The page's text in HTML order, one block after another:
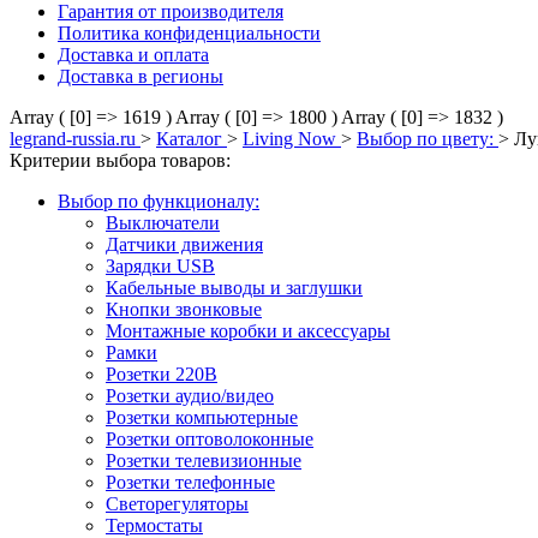
Гарантия от производителя
Политика конфиденциальности
Доставка и оплата
Доставка в регионы
Array ( [0] => 1619 ) Array ( [0] => 1800 ) Array ( [0] => 1832 )
legrand-russia.ru > Каталог > Living Now > Выбор по цвету: >
Критерии выбора товаров:
Выбор по функционалу:
Выключатели
Датчики движения
Зарядки USB
Кабельные выводы и заглушки
Кнопки звонковые
Монтажные коробки и аксессуары
Рамки
Розетки 220В
Розетки аудио/видео
Розетки компьютерные
Розетки оптоволоконные
Розетки телевизионные
Розетки телефонные
Светорегуляторы
Термостаты